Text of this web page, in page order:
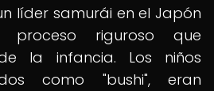
líder samurái en el Japón
riguroso que
la infancia. Los niños
como "bushi", eran